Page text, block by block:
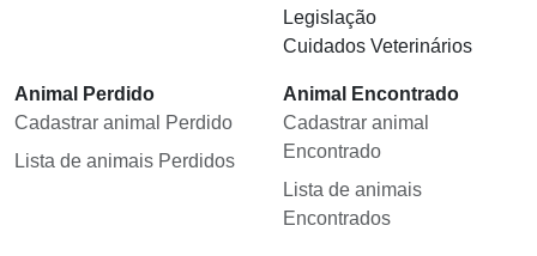
Legislação
Cuidados Veterinários
Animal Perdido
Cadastrar animal Perdido
Lista de animais Perdidos
Animal Encontrado
Cadastrar animal
Encontrado
Lista de animais
Encontrados